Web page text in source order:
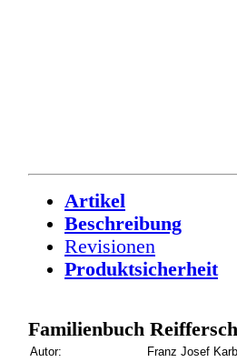
Artikel
Beschreibung
Revisionen
Produktsicherheit
Familienbuch
Autor:
Franz Josef